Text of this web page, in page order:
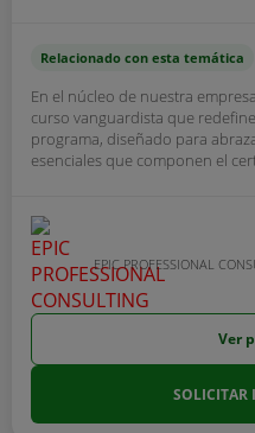
Relacionado con esta temática
En el núcleo de nuestra
curso vanguardista que
programa, diseñado para
esenciales que componen el
EPIC PROFESSIONAL
Ver
SOLICITAR